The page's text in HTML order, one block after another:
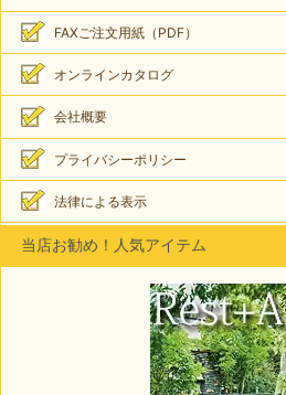
FAXご注文用紙（PDF）
オンラインカタログ
会社概要
プライバシーポリシー
法律による表示
当店お勧め！人気アイテム